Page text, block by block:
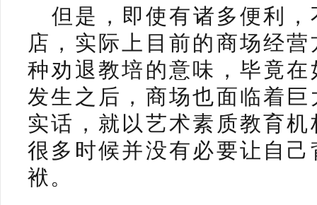
但是，即使有诸多便利
店，实际上目前的商场经
种劝退教培的意味，毕竟
发生之后，商场也面临着
实话，就以艺术素质教育
很多时候并没有必要让自
袱。